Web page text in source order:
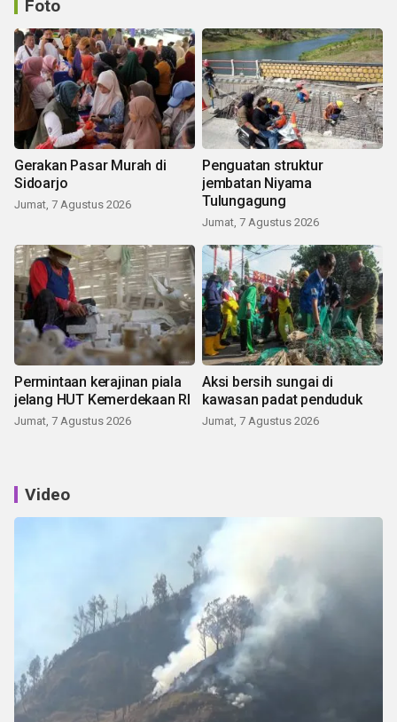
Foto
Gerakan Pasar Murah di
Sidoarjo
Jumat, 7 Agustus 2026
Penguatan struktur
jembatan Niyama
Tulungagung
Jumat, 7 Agustus 2026
Permintaan kerajinan piala
jelang HUT Kemerdekaan RI
Jumat, 7 Agustus 2026
Aksi bersih sungai di
kawasan padat penduduk
Jumat, 7 Agustus 2026
Video